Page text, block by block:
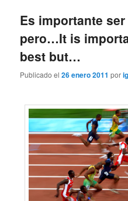
Es importante
pero…It is
best but…
Publicado el26 enero 2011 por